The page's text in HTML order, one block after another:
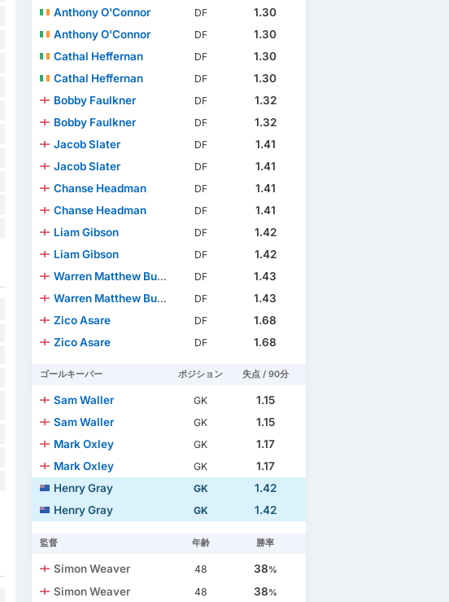
Anthony O'Connor
DF
1.30
Anthony O'Connor
DF
1.30
Cathal Heffernan
DF
1.30
Cathal Heffernan
DF
1.30
Bobby Faulkner
DF
1.32
Bobby Faulkner
DF
1.32
Jacob Slater
DF
1.41
Jacob Slater
DF
1.41
Chanse Headman
DF
1.41
Chanse Headman
DF
1.41
Liam Gibson
DF
1.42
Liam Gibson
DF
1.42
Warren Matthew Burrell
DF
1.43
Warren Matthew Burrell
DF
1.43
Zico Asare
DF
1.68
Zico Asare
DF 1.68
ゴールキーパー ポジション 失点 / 90分
Sam Waller GK
1.15
Sam Waller
GK
1.15
Mark Oxley
GK
1.17
Mark Oxley
GK
1.17
Henry Gray
GK
1.42
Henry Gray
GK 1.42
監督 年齢 勝率
Simon Weaver 48 38%
Simon Weaver 48 38%